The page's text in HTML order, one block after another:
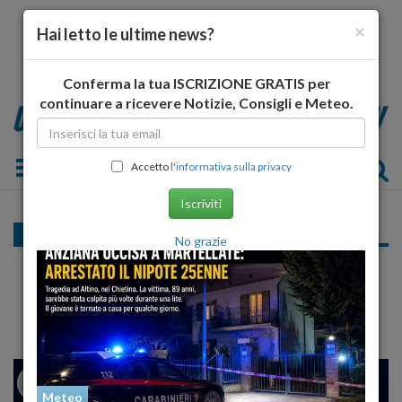
Toggle navigation
CNA: indecente l'Abruzzo maglia nera
d'Italia per le auto blu
MILANO 24 27
×
Hai letto le ultime news?
Conferma la tua ISCRIZIONE GRATIS per
continuare a ricevere Notizie, Consigli e Meteo.
Accettol'informativa sulla privacy
Iscriviti
No grazie
Meteo